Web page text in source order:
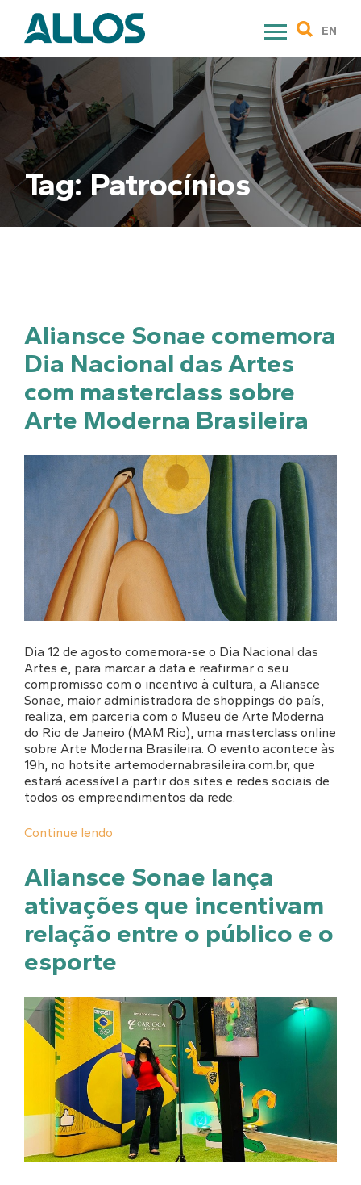
content
EN
Tag:Patrocínios
Aliansce Sonae comemora
Dia Nacional das Artes
com masterclass sobre
Arte Moderna Brasileira
Dia 12 de agosto comemora-se o Dia Nacional das
Artes e, para marcar a data e reafirmar o seu
compromisso com o incentivo à cultura, a Aliansce
Sonae, maior administradora de shoppings do país,
realiza, em parceria com o Museu de Arte Moderna
do Rio de Janeiro (MAM Rio), uma masterclass online
sobre Arte Moderna Brasileira. O evento acontece às
19h, no hotsite artemodernabrasileira.com.br, que
estará acessível a partir dos sites e redes sociais de
todos os empreendimentos da rede.
Continue lendo
Aliansce Sonae lança
ativações que incentivam
relação entre o público e o
esporte